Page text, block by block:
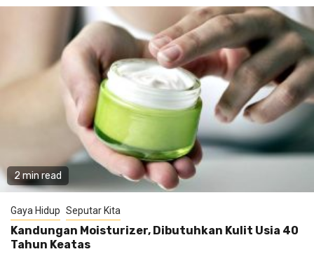
2 min read
Gaya Hidup Seputar Kita
Kandungan Moisturizer, Dibutuhkan Kulit Usia 40
Tahun Keatas